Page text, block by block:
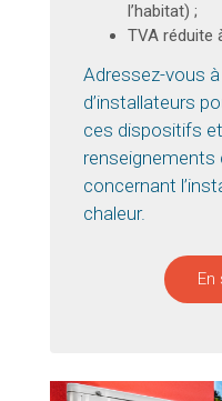
l’habitat) ;
TVA réduite
Adressez-vous
d’installateurs
ces dispositifs
concernant
chaleur.
En